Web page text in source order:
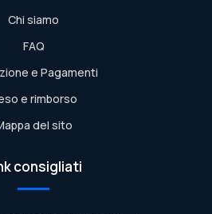
Chi siamo
FAQ
e Pagamenti
e rimborso
del sito
consigliati